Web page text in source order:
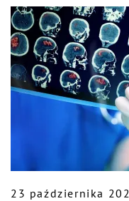
23 października